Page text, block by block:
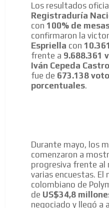
Los resultados
Registraduría
con 100% de
confirmaron la
Espriella con
frente a 9.688.361
Iván Cepeda Castro
fue de 673.138
porcentuales.
Durante mayo, los
comenzaron a
progresiva frente
varias encuestas. El
colombiano de
de US$34,8
negociado y llegó a